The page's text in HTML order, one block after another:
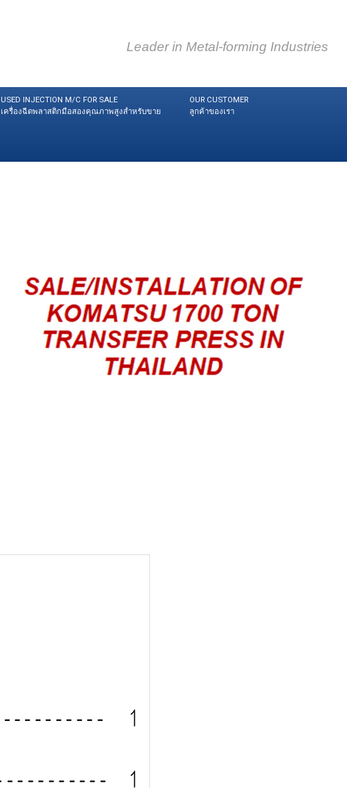
Leader in Metal-forming Industries
USED INJECTION M/C FOR SALE
เครื่องฉีดพลาสติกมือสองคุณภาพสูงสำหรับขาย
OUR CUSTOMER
ลูกค้าของเรา